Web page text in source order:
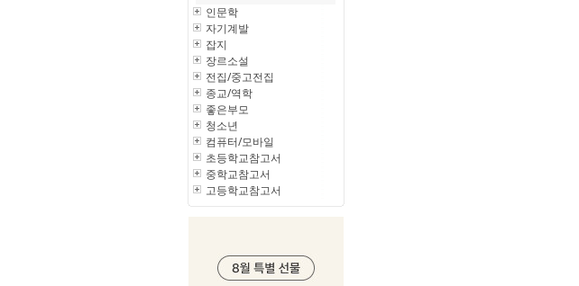
인문학
자기계발
잡지
장르소설
전집/중고전집
종교/역학
좋은부모
청소년
컴퓨터/모바일
초등학교참고서
중학교참고서
고등학교참고서